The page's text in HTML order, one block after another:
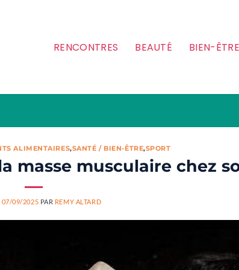
RENCONTRES BEAUTÉ BIEN-ÊTRE
ALIMENTAIRES,SANTÉ / BIEN-ÊTRE,SPORT
masse musculaire chez
07/09/2025 PAR REMY ALTARD